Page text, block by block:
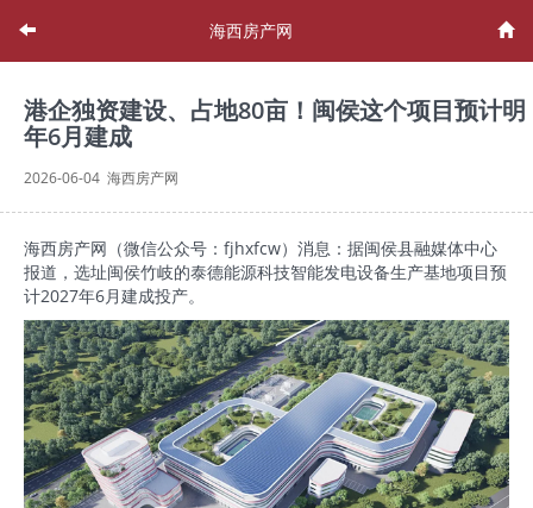
海西房产网
港企独资建设、占地80亩！闽侯这个项目预计明
年6月建成
2026-06-04 海西房产网
海西房产网（微信公众号：fjhxfcw）消息：据闽侯县融媒体中心
报道，选址闽侯竹岐的泰德能源科技智能发电设备生产基地项目预
计2027年6月建成投产。